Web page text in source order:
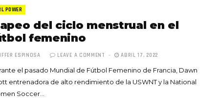
POWER
del ciclo menstrual en el
femenino
ESPINOSA LEAVE A COMMENT ABRIL 17, 2022
el pasado Mundial de Fútbol Femenino de Francia, Dawn
entrenadora de alto rendimiento de la USWNT y la National
Soccer…
Totó la Momposina: el